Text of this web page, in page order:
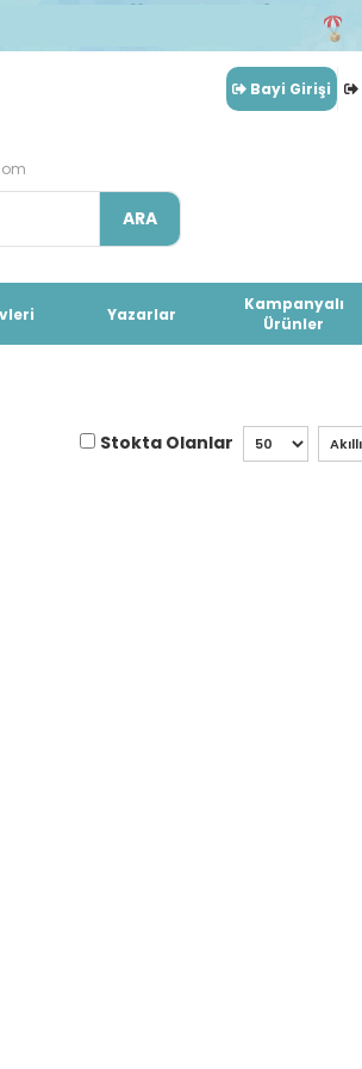
Bayi Girişi
ARA
Yazarlar
Kampanyalı
Ürünler
Stokta Olanlar